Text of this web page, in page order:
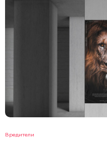
Вредители